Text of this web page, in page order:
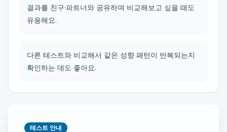
결과를 친구·파트너와 공유하며 비교해보고 싶을 때도
유용해요.
다른 테스트와 비교해서 같은 성향 패턴이 반복되는지
확인하는 데도 좋아요.
테스트 안내